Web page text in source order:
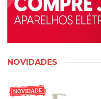
NOVIDADES